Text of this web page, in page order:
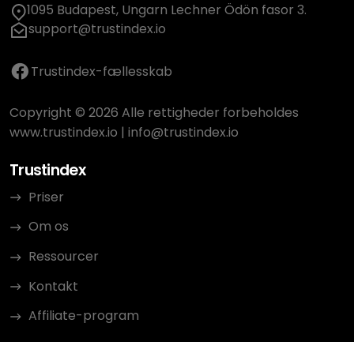
1095 Budapest, Ungarn Lechner Ödön fasor 3.
support@trustindex.io
Trustindex-fællesskab
Copyright © 2026 Alle rettigheder forbeholdes
www.trustindex.io | info@trustindex.io
Trustindex
Priser
Om os
Ressourcer
Kontakt
Affiliate-program